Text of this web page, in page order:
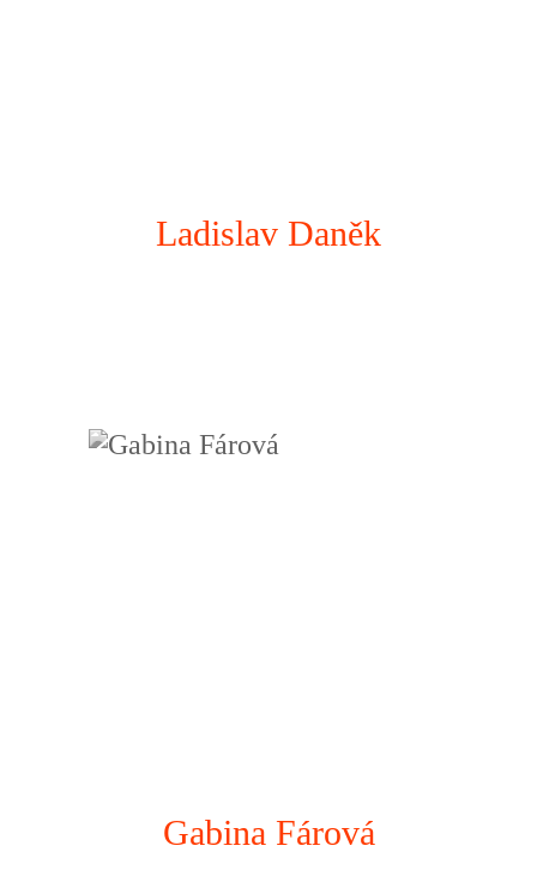
Ladislav Daněk
Gabina Fárová